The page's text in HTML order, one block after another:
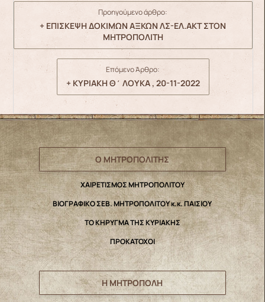
Προηγούμενο άρθρο:
+ ΕΠΙΣΚΕΨΗ ΔΟΚΙΜΩΝ ΑΞΚΩΝ ΛΣ-ΕΛ.ΑΚΤ ΣΤΟΝ
ΜΗΤΡΟΠΟΛΙΤΗ
Επόμενο Άρθρο:
+ ΚΥΡΙΑΚΗ Θ΄ ΛΟΥΚΑ , 20-11-2022
Ο ΜΗΤΡΟΠΟΛΙΤΗΣ
ΧΑΙΡΕΤΙΣΜΟΣ ΜΗΤΡΟΠΟΛΙΤΟΥ
ΒΙΟΓΡΑΦΙΚΟ ΣΕΒ. ΜΗΤΡΟΠΟΛΙΤΟΥ κ.κ. ΠΑΙΣΙΟΥ
ΤΟ ΚΗΡΥΓΜΑ ΤΗΣ ΚΥΡΙΑΚΗΣ
ΠΡΟΚΑΤΟΧΟΙ
Η ΜΗΤΡΟΠΟΛΗ